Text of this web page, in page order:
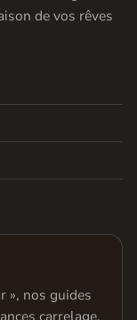
de vos rêves
», nos guides